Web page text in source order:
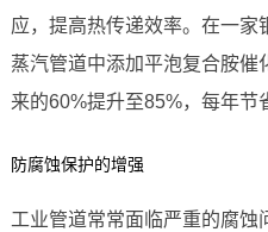
应，提高热传递效率。在一家
蒸汽管道中添加平泡复合胺催
来的60%提升至85%，每年节
防腐蚀保护的增强
工业管道常常面临严重的腐